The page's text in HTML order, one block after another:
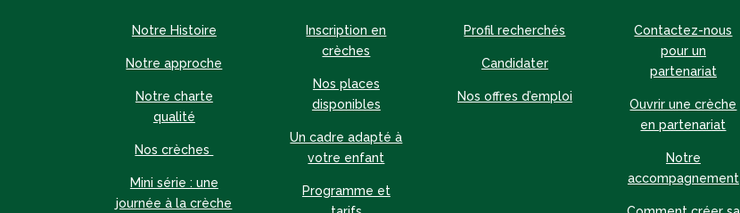
Notre Histoire
Notre approche
Notre charte
qualité
Nos crèches
Mini série : une
journée à la crèche
Inscription en
crèches
Nos places
disponibles
Un cadre adapté à
votre enfant
Programme et
Profil recherchés
Candidater
Nos offres d’emploi
Contactez-nous
pour un
partenariat
Ouvrir une crèche
en partenariat
Notre
accompagnement